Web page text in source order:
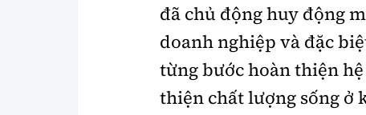
đã chủ động huy động
doanh nghiệp và đặc
từng bước hoàn thiện
thiện chất lượng sống ở